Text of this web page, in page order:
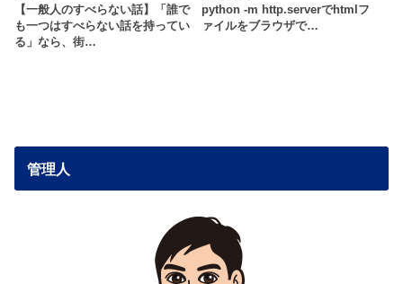
【一般人のすべらない話】「誰で
も一つはすべらない話を持ってい
る」なら、街…
python -m http.serverでhtmlフ
ァイルをブラウザで…
管理人